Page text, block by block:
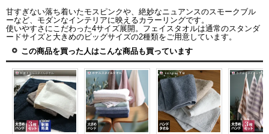
甘すぎない落ち着いたモスピンクや、絶妙なニュアンスのスモークブル
ーなど、モダンなインテリアに映えるカラーリングです。
使いやすさにこだわった4サイズ展開。フェイスタオルは通常のスタンダ
ードサイズと大きめのビッグサイズの2種類をご用意しています。
この商品を買った人はこんな商品も買っています